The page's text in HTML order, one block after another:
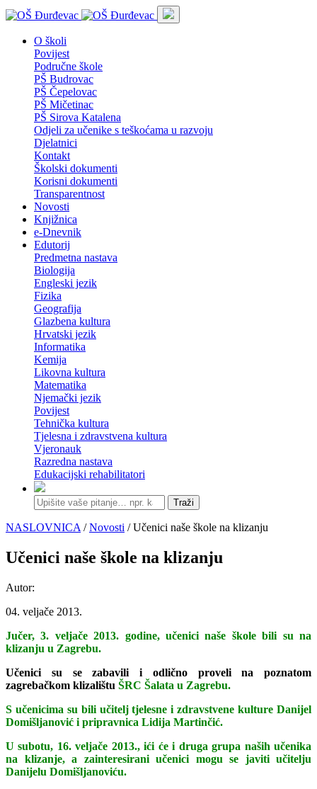
O školi
Povijest
Područne škole
PŠ Budrovac
PŠ Čepelovac
PŠ Mičetinac
PŠ Sirova Katalena
Odjeli za učenike s teškoćama u razvoju
Djelatnici
Kontakt
Školski dokumenti
Korisni dokumenti
Transparentnost
Novosti
Knjižnica
e-Dnevnik
Edutorij
Predmetna nastava
Biologija
Engleski jezik
Fizika
Geografija
Glazbena kultura
Hrvatski jezik
Informatika
Kemija
Likovna kultura
Matematika
Njemački jezik
Povijest
Tehnička kultura
Tjelesna i zdravstvena kultura
Vjeronauk
Razredna nastava
Edukacijski rehabilitatori
Traži
NASLOVNICA /Novosti / Učenici naše škole na klizanju
Učenici naše škole na klizanju
Autor:
04. veljače 2013.
Jučer, 3. veljače 2013. godine, učenici naše škole bili su na
klizanju u Zagrebu.
Učenici su se zabavili i odlično proveli na poznatom
zagrebačkom klizalištu ŠRC Šalata u Zagrebu.
S učenicima su bili učitelj tjelesne i zdravstvene kulture Danijel
Domišljanović i pripravnica Lidija Martinčić.
U subotu, 16. veljače 2013., ići će i druga grupa naših učenika
na klizanje, a zainteresirani učenici mogu se javiti učitelju
Danijelu Domišljanoviću.